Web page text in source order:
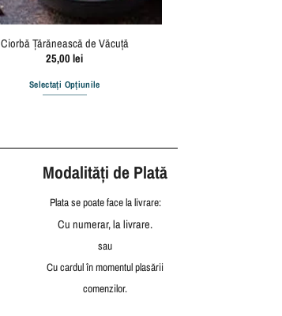
Ciorbă Țărănească de Văcuță
25,00lei
Selectați Opțiunile
Modalități de Plată
Plata se poate face la livrare:
Cu numerar, la livrare.
sau
Cu cardul în momentul plasării
comenzilor.